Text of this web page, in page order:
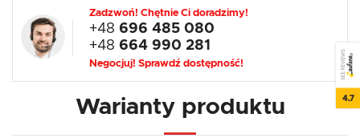
Zadzwoń! Chętnie Ci doradzimy!
+48 696 485 080
+48 664 990 281
Negocjuj! Sprawdź dostępność!
Warianty produktu
SEE REVIEWS
4.7